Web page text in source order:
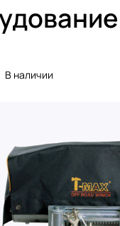
В наличии